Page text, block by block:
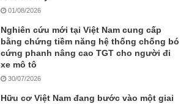
01/08/2026
Nghiên cứu mới tại Việt Nam cung cấp
bằng chứng tiềm năng hệ thống chống bó
cứng phanh nâng cao TGT cho người đi
xe mô tô
30/07/2026
Hữu cơ Việt Nam đang bước vào một giai